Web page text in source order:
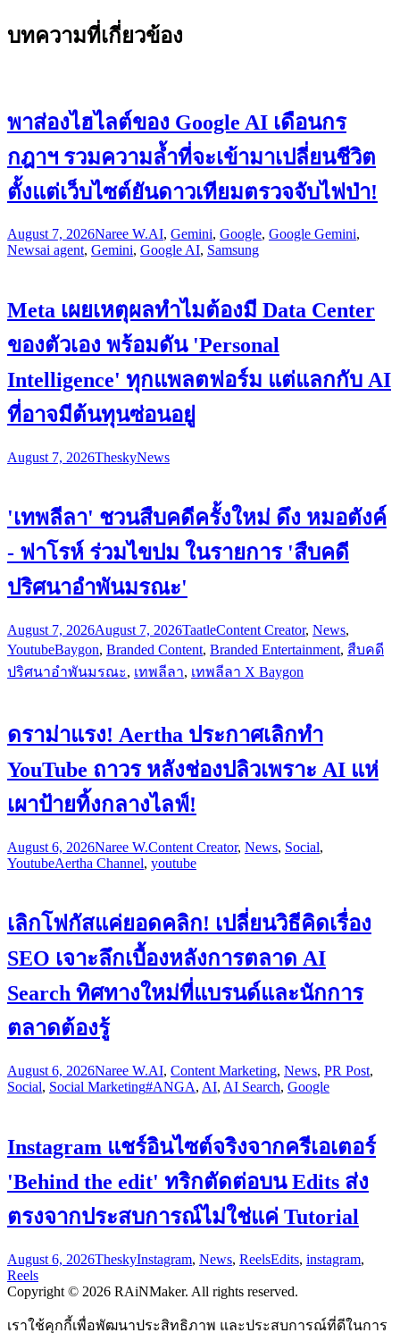
บทความที่เกี่ยวข้อง
พาส่องไฮไลต์ของ Google AI เดือนกร
กฎาฯ รวมความล้ำที่จะเข้ามาเปลี่ยนชีวิต
ตั้งแต่เว็บไซต์ยันดาวเทียมตรวจจับไฟป่า!
August 7, 2026Naree W.AI, Gemini, Google, Google Gemini,
Newsai agent, Gemini, Google AI, Samsung
Meta เผยเหตุผลทำไมต้องมี Data Center
ของตัวเอง พร้อมดัน 'Personal
Intelligence' ทุกแพลตฟอร์ม แต่แลกกับ AI
ที่อาจมีต้นทุนซ่อนอยู่
August 7, 2026TheskyNews
'เทพลีลา' ชวนสืบคดีครั้งใหม่ ดึง หมอตังค์
- ฟาโรห์ ร่วมไขปม ในรายการ 'สืบคดี
ปริศนาอำพันมรณะ'
August 7, 2026August 7, 2026TaatleContent Creator, News,
YoutubeBaygon, Branded Content, Branded Entertainment, สืบคดี
ปริศนาอำพันมรณะ, เทพลีลา, เทพลีลา X Baygon
ดราม่าแรง! Aertha ประกาศเลิกทำ
YouTube ถาวร หลังช่องปลิวเพราะ AI แห่
เผาป้ายทิ้งกลางไลฟ์!
August 6, 2026Naree W.Content Creator, News, Social,
YoutubeAertha Channel, youtube
เลิกโฟกัสแค่ยอดคลิก! เปลี่ยนวิธีคิดเรื่อง
SEO เจาะลึกเบื้องหลังการตลาด AI
Search ทิศทางใหม่ที่แบรนด์และนักการ
ตลาดต้องรู้
August 6, 2026Naree W.AI, Content Marketing, News, PR Post,
Social, Social Marketing#ANGA, AI, AI Search, Google
Instagram แชร์อินไซต์จริงจากครีเอเตอร์
'Behind the edit' ทริกตัดต่อบน Edits ส่ง
ตรงจากประสบการณ์ไม่ใช่แค่ Tutorial
August 6, 2026TheskyInstagram, News, ReelsEdits, instagram,
Reels
Copyright © 2026 RAiNMaker. All rights reserved.
เราใช้คุกกี้เพื่อพัฒนาประสิทธิภาพ และประสบการณ์ที่ดีในการ